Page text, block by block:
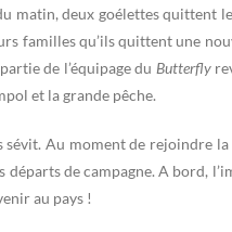
matin, deux goélettes quittent
familles qu’ils quittent une
de l’équipage du Butterfly
et la grande pêche.
Au moment de rejoindre
de campagne. A bord,
au pays !